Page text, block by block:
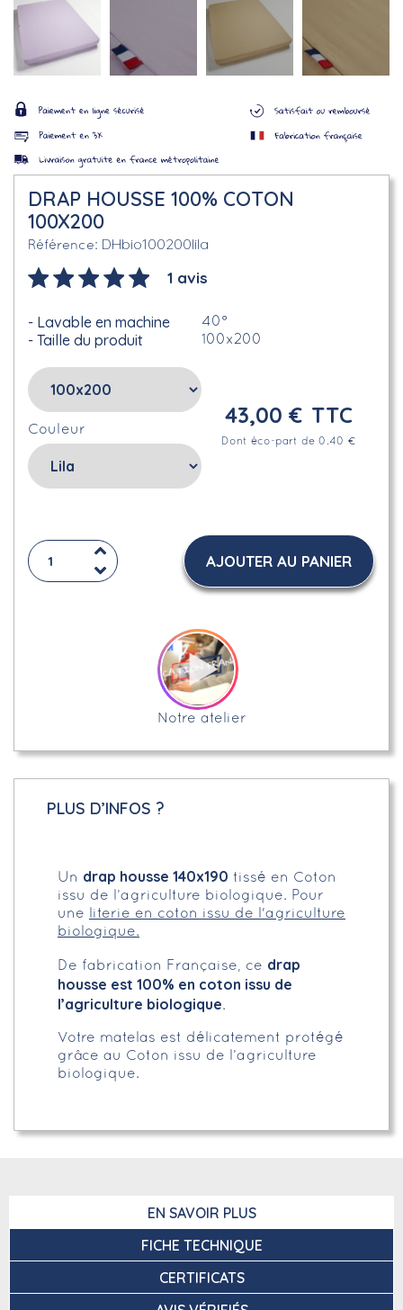
DRAP HOUSSE 100% COTON
100X200
Référence DHbio100200lila
1 avis
Lavable en machine 40°
Taille du produit 100x200
Couleur
43,00 € TTC
Dont éco-part de 0.40 €
AJOUTER AU PANIER
Notre atelier
PLUS D’INFOS ?
Un drap housse 140x190 tissé en Coton
issu de l’agriculture biologique. Pour
une
literie en coton issu de l'agriculture
biologique.
De fabrication Française, ce drap
housse est 100% en coton issu de
l’agriculture biologique.
Votre matelas est délicatement protégé
grâce au Coton issu de l’agriculture
biologique.
EN SAVOIR PLUS
FICHE TECHNIQUE
CERTIFICATS